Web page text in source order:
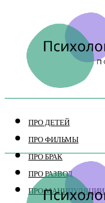
ПРО ДЕТЕЙ
ПРО ФИЛЬМЫ
ПРО БРАК
ПРО РАЗВОД
ПРО МАНИПУЛЯЦИИ